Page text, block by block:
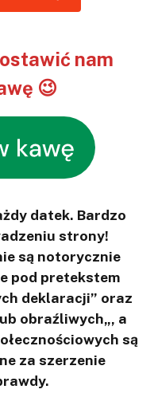
nam
😉
datek. Bardzo
strony!
są notorycznie
pod pretekstem
deklaracji” oraz
obraźliwych„, a
są
za szerzenie